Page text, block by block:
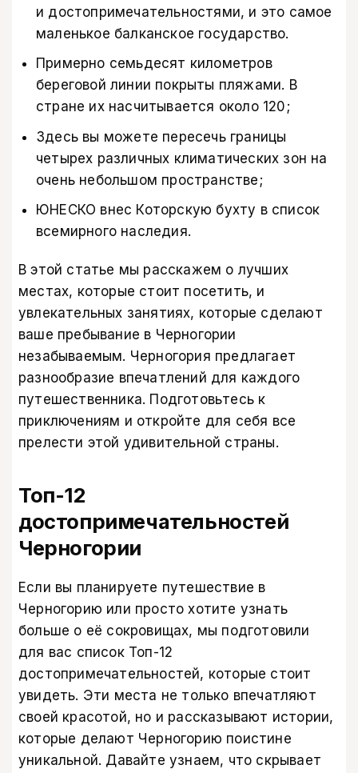
и достопримечательностями, и это самое
маленькое балканское государство.
Примерно семьдесят километров
береговой линии покрыты пляжами. В
стране их насчитывается около 120;
Здесь вы можете пересечь границы
четырех различных климатических зон на
очень небольшом пространстве;
ЮНЕСКО внес Которскую бухту в список
всемирного наследия.
В этой статье мы расскажем о лучших
местах, которые стоит посетить, и
увлекательных занятиях, которые сделают
ваше пребывание в Черногории
незабываемым. Черногория предлагает
разнообразие впечатлений для каждого
путешественника. Подготовьтесь к
приключениям и откройте для себя все
прелести этой удивительной страны.
Топ-12
достопримечательностей
Черногории
Если вы планируете путешествие в
Черногорию или просто хотите узнать
больше о её сокровищах, мы подготовили
для вас список Топ-12
достопримечательностей, которые стоит
увидеть. Эти места не только впечатляют
своей красотой, но и рассказывают истории,
которые делают Черногорию поистине
уникальной. Давайте узнаем, что скрывает